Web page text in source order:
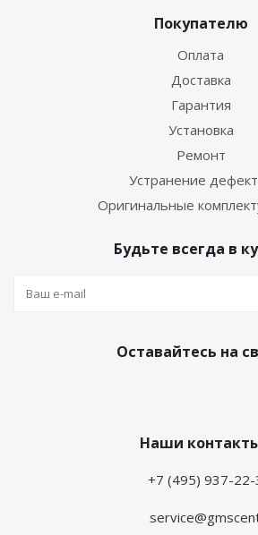
Покупателю
Оплата
Доставка
Гарантия
Установка
Ремонт
Устранение
Оригинальные
Будьте всегда в
Оставайтесь на
Наши
+7 (495) 937-22-